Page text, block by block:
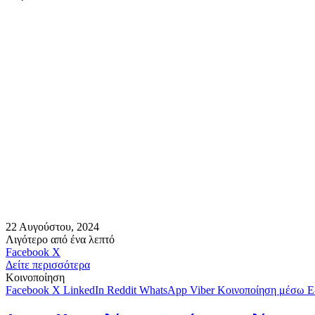
22 Αυγούστου, 2024
Λιγότερο από ένα λεπτό
Facebook X
μέσω
E-
mail
Δείτε περισσότερα
Κοινοποίηση
Facebook X LinkedIn Reddit WhatsApp Viber Κοινοποίηση μέσω